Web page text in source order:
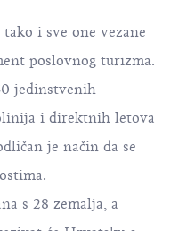
i sve one vezane
poslovnog turizma.
jedinstvenih
i direktnih letova
je način da se
s 28 zemalja, a